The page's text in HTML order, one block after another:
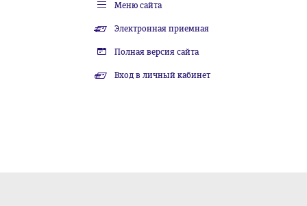
Меню сайта
Электронная приемная
Полная версия сайта
Вход в личный кабинет